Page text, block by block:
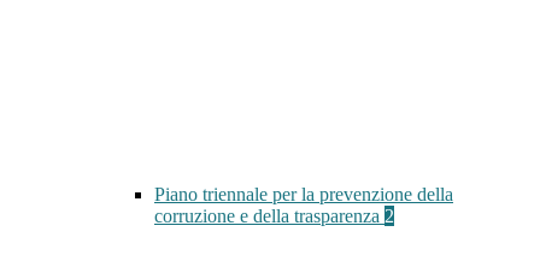
Piano triennale per la prevenzione della
corruzione e della trasparenza 2